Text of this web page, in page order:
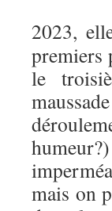
2023,
premiers
le
mais on